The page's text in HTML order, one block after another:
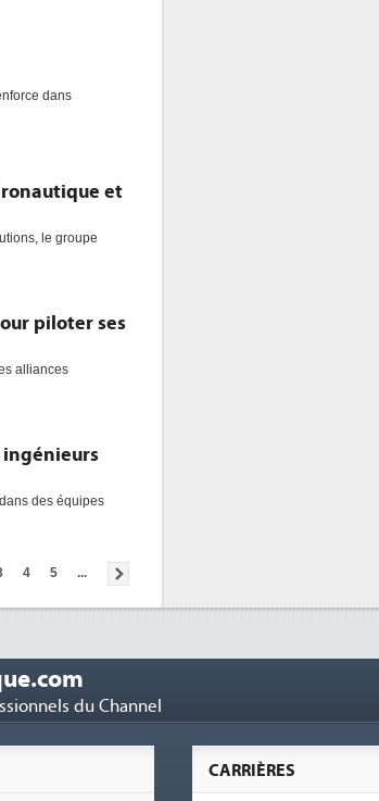
dans
et
le groupe
piloter ses
alliances
ingénieurs
des équipes
4 5 ...
du Channel
CARRIÈRES